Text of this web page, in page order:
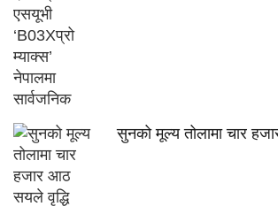
सुनको मूल्य तोलामा चार